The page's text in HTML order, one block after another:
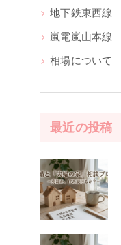
地下鉄東西線
嵐電嵐山本線
相場について
最近の投稿